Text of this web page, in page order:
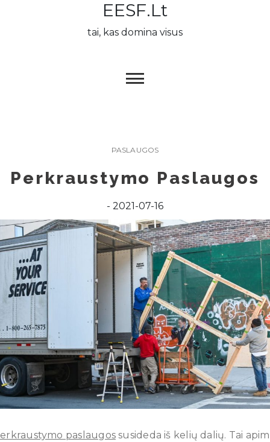
EESF.lt
tai, kas domina visus
PASLAUGOS
Perkraustymo Paslaugos
2021-07-16
paslaugossusideda iš kelių dalių. Tai